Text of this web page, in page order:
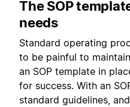
The SOP
needs
Standard operating
to be painful to
an SOP template in
for success. With an
standard guidelines,